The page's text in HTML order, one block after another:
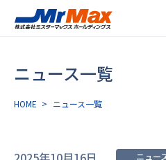
ニュース一覧
HOME > ニュース⼀覧
ニュー